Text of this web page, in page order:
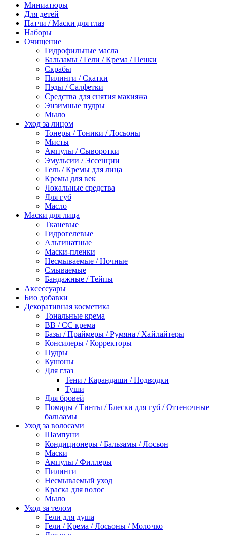
Миниатюры
Для детей
Патчи / Маски для глаз
Наборы
Очищение
Гидрофильные масла
Бальзамы / Гели / Крема / Пенки
Скрабы
Пилинги / Скатки
Пэды / Салфетки
Средства для снятия макияжа
Энзимные пудры
Мыло
Уход за лицом
Тонеры / Тоники / Лосьоны
Мисты
Ампулы / Сыворотки
Эмульсии / Эссенции
Гель / Кремы для лица
Кремы для век
Локальные средства
Для губ
Масло
Маски для лица
Тканевые
Гидрогелевые
Альгинатные
Маски-пленки
Несмываемые / Ночные
Смываемые
Бандажные / Тейпы
Аксессуары
Био добавки
Декоративная косметика
Тональные крема
BB / СС крема
Базы / Праймеры / Румяна / Хайлайтеры
Консилеры / Корректоры
Пудры
Кушоны
Для глаз
Тени / Карандаши / Подводки
Туши
Для бровей
Помады / Тинты / Блески для губ / Оттеночные
бальзамы
Уход за волосами
Шампуни
Кондиционеры / Бальзамы / Лосьон
Маски
Ампулы / Филлеры
Пилинги
Несмываемый уход
Краска для волос
Мыло
Уход за телом
Гели для душа
Гели / Крема / Лосьоны / Молочко